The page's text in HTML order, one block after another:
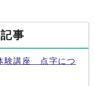
事
験講座 点字につ